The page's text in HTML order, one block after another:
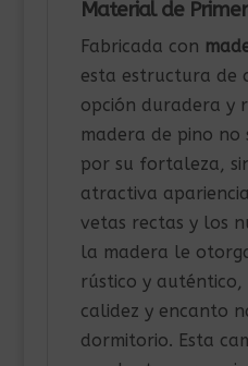
Material de
Fabricada con
esta estructura de
opción duradera y
madera de pino no
por su fortaleza,
atractiva
vetas rectas y los
la madera le
rústico y
calidez y encanto
dormitorio. Esta